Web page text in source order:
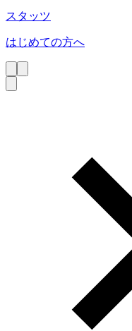
スタッツ
はじめての方へ